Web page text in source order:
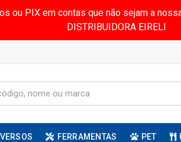
ou PIX em contas que não sejam a
DISTRIBUIDORA EIRELI
FERRAMENTAS PET